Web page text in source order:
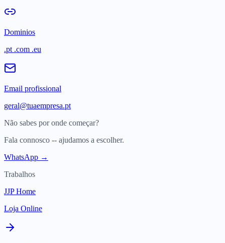
Dominios
.pt .com .eu
Email profissional
geral@tuaempresa.pt
Não sabes por onde começar?
Fala connosco -- ajudamos a escolher.
WhatsApp →
Trabalhos
JJP Home
Loja Online